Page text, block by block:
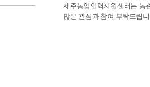
제주농업인력지원센터는 농
많은 관심과 참여 부탁드립